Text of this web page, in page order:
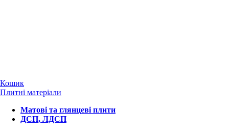
Кошик
Плитні матеріали
Матові та глянцеві плити
ДСП, ЛДСП